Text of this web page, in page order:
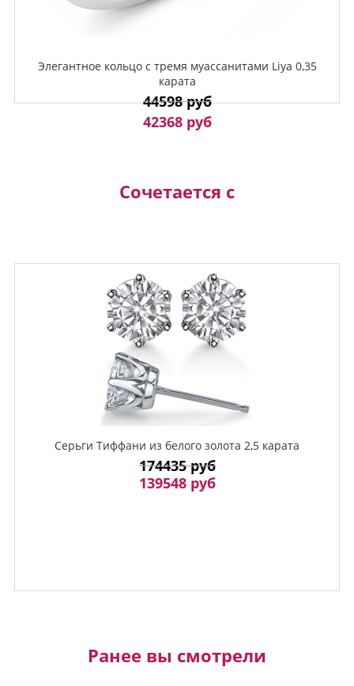
Элегантное кольцо с тремя муассанитами Liya 0,35
карата
44598 руб
42368 руб
Сочетается с
Серьги Тиффани из белого золота 2,5 карата
174435 руб
139548 руб
Ранее вы смотрели